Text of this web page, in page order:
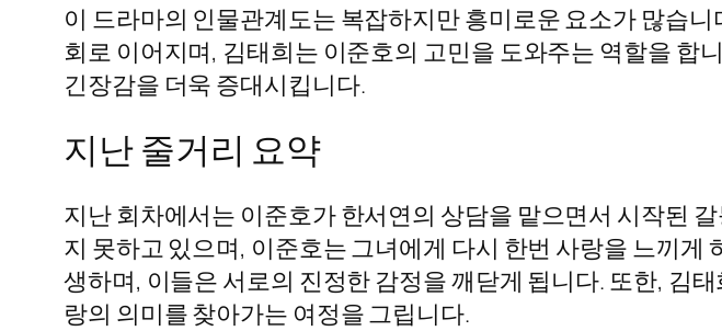
이 드라마의 인물관계도는 복잡하지만 흥미로운 요소가 많습
회로 이어지며, 김태희는 이준호의 고민을 도와주는 역할을 합
긴장감을 더욱 증대시킵니다.
지난 줄거리 요약
지난 회차에서는 이준호가 한서연의 상담을 맡으면서 시작된
지 못하고 있으며, 이준호는 그녀에게 다시 한번 사랑을 느끼
생하며, 이들은 서로의 진정한 감정을 깨닫게 됩니다. 또한, 김
랑의 의미를 찾아가는 여정을 그립니다.